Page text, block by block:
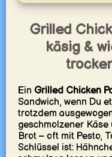
Grilled
käsig &
Ein Grilled Chicken
Sandwich, wenn Du
trotzdem
geschmolzener
Brot – oft mit Pesto,
Schlüssel ist: